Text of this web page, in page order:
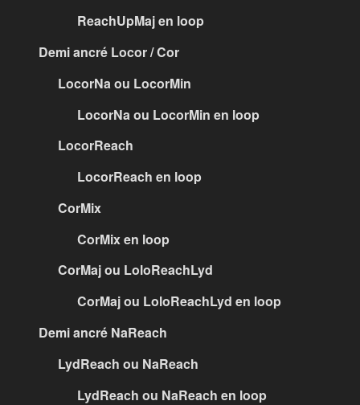
ReachUpMaj en loop
Demi ancré Locor / Cor
LocorNa ou LocorMin
LocorNa ou LocorMin en loop
LocorReach
LocorReach en loop
CorMix
CorMix en loop
CorMaj ou LoloReachLyd
CorMaj ou LoloReachLyd en loop
Demi ancré NaReach
LydReach ou NaReach
LydReach ou NaReach en loop